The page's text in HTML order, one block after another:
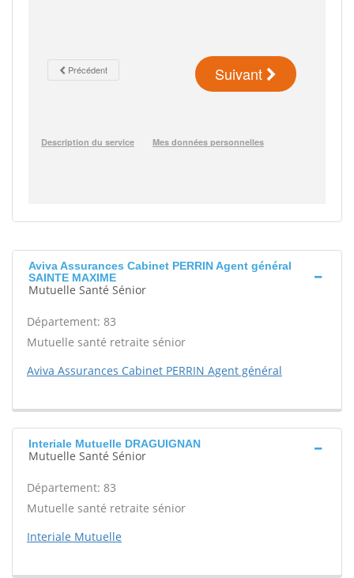
Aviva Assurances Cabinet PERRIN Agent général
SAINTE MAXIME
Mutuelle Santé Sénior
Département: 83
Mutuelle santé retraite sénior
Aviva Assurances Cabinet PERRIN Agent général
Interiale Mutuelle DRAGUIGNAN
Mutuelle Santé Sénior
Département: 83
Mutuelle santé retraite sénior
Interiale Mutuelle